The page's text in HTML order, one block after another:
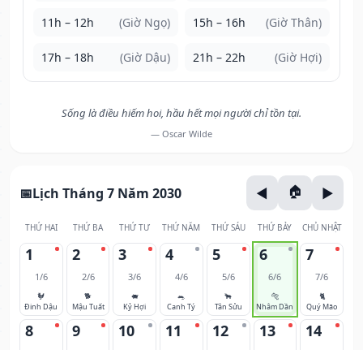
11h – 12h (Giờ Ngọ) 15h – 16h (Giờ Thân)
17h – 18h (Giờ Dậu) 21h – 22h (Giờ Hợi)
Sống là điều hiếm hoi, hầu hết mọi người chỉ tồn tại.
— Oscar Wilde
Lịch Tháng 7 Năm 2030
THỨ HAI THỨ BA THỨ TƯ THỨ NĂM THỨ SÁU THỨ BẢY CHỦ NHẬT
1
1/6
🐓
Đinh Dậu
2
2/6
🐕
Mậu Tuất
3
3/6
🐖
Kỷ Hợi
4
4/6
🐀
Canh Tý
5
5/6
🐂
Tân Sửu
6
6/6
🐅
Nhâm Dần
7
7/6
🐈
Quý Mão
8 9 10 11 12 13 14